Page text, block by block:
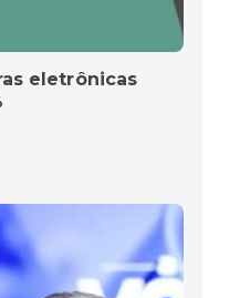
eletrônicas